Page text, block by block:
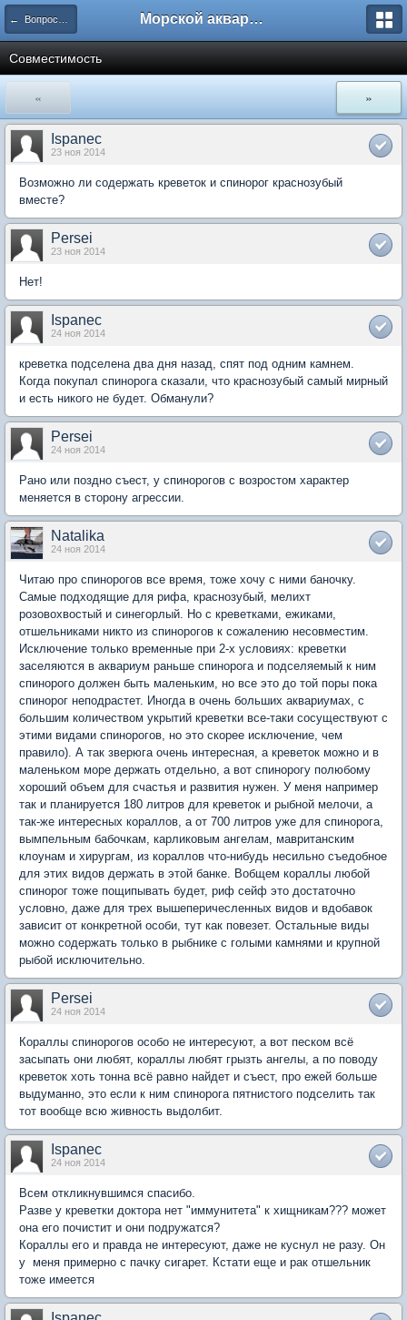
← Вопросы новичков Морской аквариум. Форумы ReefCentral.ru
Совместимость
« »
Ispanec
23 ноя 2014
Возможно ли содержать креветок и спинорог краснозубый
вместе?
Persei
23 ноя 2014
Нет!
Ispanec
24 ноя 2014
креветка подселена два дня назад, спят под одним камнем.
Когда покупал спинорога сказали, что краснозубый самый мирный
и есть никого не будет. Обманули?
Persei
24 ноя 2014
Рано или поздно съест, у спинорогов с возростом характер
меняется в сторону агрессии.
Natalika
24 ноя 2014
Читаю про спинорогов все время, тоже хочу с ними баночку.
Самые подходящие для рифа, краснозубый, мелихт
розовохвостый и синегорлый. Но с креветками, ежиками,
отшельниками никто из спинорогов к сожалению несовместим.
Исключение только временные при 2-х условиях: креветки
заселяются в аквариум раньше спинорога и подселяемый к ним
спинорого должен быть маленьким, но все это до той поры пока
спинорог неподрастет. Иногда в очень больших аквариумах, с
большим количеством укрытий креветки все-таки сосуществуют с
этими видами спинорогов, но это скорее исключение, чем
правило). А так зверюга очень интересная, а креветок можно и в
маленьком море держать отдельно, а вот спинорогу полюбому
хороший объем для счастья и развития нужен. У меня например
так и планируется 180 литров для креветок и рыбной мелочи, а
так-же интересных кораллов, а от 700 литров уже для спинорога,
вымпельным бабочкам, карликовым ангелам, мавританским
клоунам и хирургам, из кораллов что-нибудь несильно съедобное
для этих видов держать в этой банке. Вобщем кораллы любой
спинорог тоже пощипывать будет, риф сейф это достаточно
условно, даже для трех вышеперичесленных видов и вдобавок
зависит от конкретной особи, тут как повезет. Остальные виды
можно содержать только в рыбнике с голыми камнями и крупной
рыбой исключительно.
Persei
24 ноя 2014
Кораллы спинорогов особо не интересуют, а вот песком всё
засыпать они любят, кораллы любят грызть ангелы, а по поводу
креветок хоть тонна всё равно найдет и съест, про ежей больше
выдуманно, это если к ним спинорога пятнистого подселить так
тот вообще всю живность выдолбит.
Ispanec
24 ноя 2014
Всем откликнувшимся спасибо.
Разве у креветки доктора нет "иммунитета" к хищникам??? может
она его почистит и они подружатся?
Кораллы его и правда не интересуют, даже не куснул не разу. Он
у меня примерно с пачку сигарет. Кстати еще и рак отшельник
тоже имеется